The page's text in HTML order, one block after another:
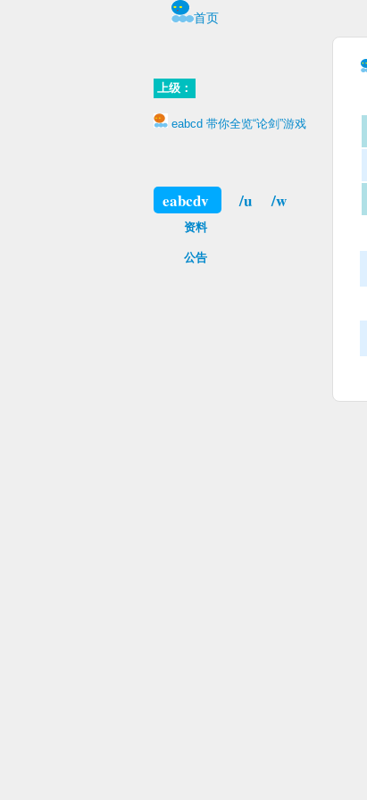
首页
上级：
eabcd 带你全览“论剑”游戏
eabcdv /u /w
资料
公告